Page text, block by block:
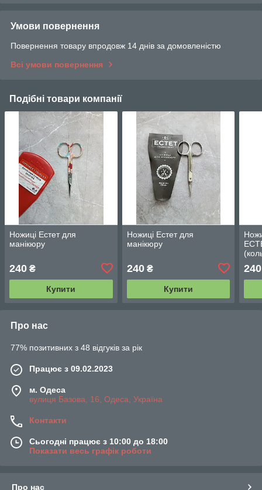
Умови повернення
Повернення товару впродовж 14 днів за домовленістю
Всі умови повернення
Подібні товари компанії
Ножиці Естет для
манікюру
240 ₴
Купити
Ножиці Естет для
манікюру
240₴
Купити
240
Про нас
77% позитивних з 48 відгуків за рік
Працює з 09.02.2023
м. Одеса
вулиця Базова, 16, Одеса, Україна
Контакти
Сьогодні працює з 10:00 до 18:00
Показати весь графік роботи
Про нас